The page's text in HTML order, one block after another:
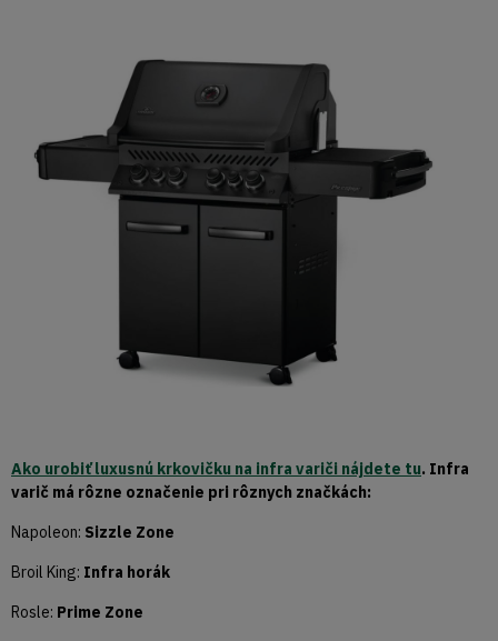
Ako urobiť luxusnú krkovičku na infra variči nájdete tu. Infra
varič má rôzne označenie pri rôznych značkách:
Napoleon: Sizzle Zone
Broil King: Infra horák
Rosle: Prime Zone